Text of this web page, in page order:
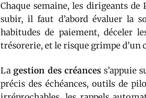
Chaque semaine, les dirigeants
subir, il faut d’abord évaluer la
habitudes de paiement, déceler
trésorerie, et le risque grimpe d’un
Lagestion des créances s’appuie
précis des échéances, outils de